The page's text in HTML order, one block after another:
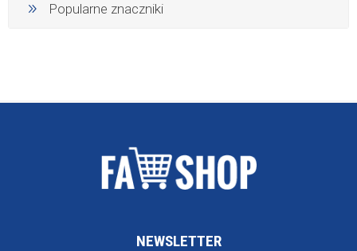
Popularne znaczniki
NEWSLETTER